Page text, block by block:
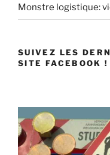
Monstre logistique:
SUIVEZ LES
SITE FACEBOOK !